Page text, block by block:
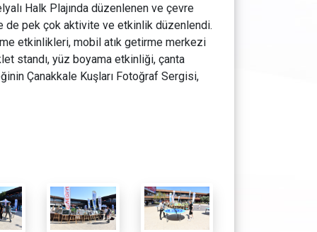
Halk Plajında düzenlenen ve çevre
de pek çok aktivite ve etkinlik düzenlendi.
etkinlikleri, mobil atık getirme merkezi
standı, yüz boyama etkinliği, çanta
Çanakkale Kuşları Fotoğraf Sergisi,